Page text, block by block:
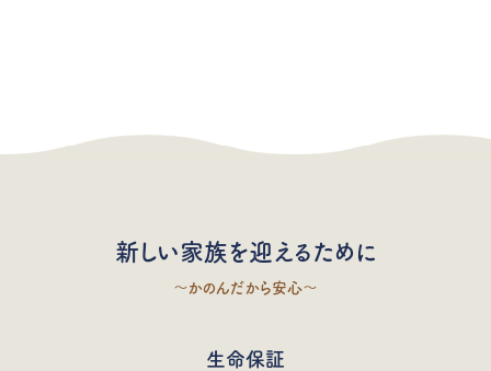
新しい家族を迎えるために
〜かのんだから安心〜
生命保証